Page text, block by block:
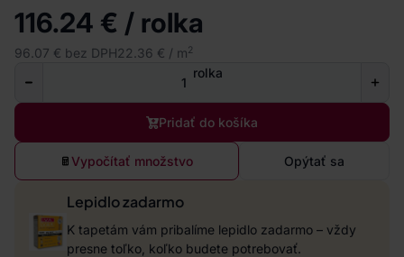
116.24 € / rolka
96.07 € bez DPH22.36 € / m2
rolka
Pridať do košíka
Vypočítať množstvo Opýtať sa
Lepidlo zadarmo
K tapetám vám pribalíme lepidlo zadarmo – vždy
presne toľko, koľko budete potrebovať.